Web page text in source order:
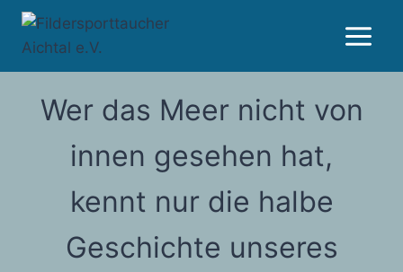
Zum
Wer das Meer nicht von
innen gesehen hat,
kennt nur die halbe
Geschichte unseres